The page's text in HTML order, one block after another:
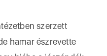
szerzett
hamar észrevette